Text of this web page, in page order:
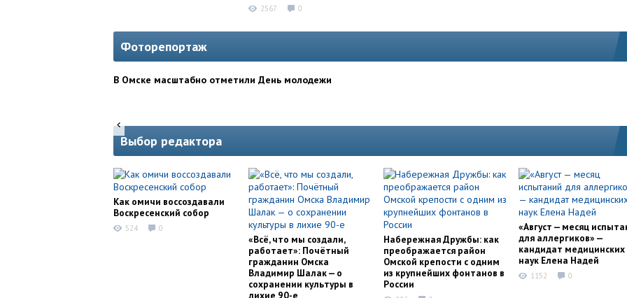
2567 0
Фоторепортаж
В Омске масштабно отметили День молодежи
Выбор редактора
Как омичи воссоздавали
Воскресенский собор
524 0
«Всё, что мы создали,
работает»: Почётный
гражданин Омска
Владимир Шалак — о
сохранении культуры в
лихие 90-е
Набережная Дружбы: как
преображается район
Омской крепости с одним
из крупнейших фонтанов в
России
«Август — месяц
для аллергиков» —
кандидат медицинских
наук Елена Надей
1152 0